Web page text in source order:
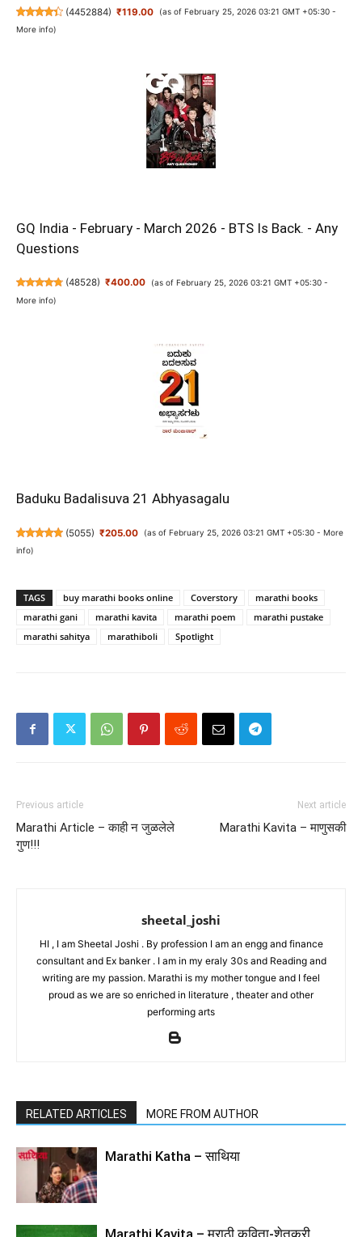
(4452884) ₹119.00
(as of February 25, 2026 03:21 GMT +05:30 -
More info)
GQ India - February - March 2026 - BTS Is Back. - Any
Questions
(48528) ₹400.00
(as of February 25, 2026 03:21 GMT +05:30 -
More info)
Baduku Badalisuva 21 Abhyasagalu
(5055) ₹205.00 (as of February 25, 2026 03:21 GMT +05:30 - More
info)
TAGS buy marathi books online Coverstory
marathi books
marathi gani
marathi kavita marathi poem
marathi pustake
marathi sahitya
marathiboli Spotlight
Previous article
Marathi Article – काही न जुळलेले
गुण!!!
Next article
Marathi Kavita – माणुसकी
sheetal_joshi
HI , I am Sheetal Joshi . By profession I am an engg and finance
consultant and Ex banker . I am in my eraly 30s and Reading and
writing are my passion. Marathi is my mother tongue and I feel
proud as we are so enriched in literature , theater and other
performing arts
RELATED ARTICLES MORE FROM AUTHOR
Marathi Katha – साथिया